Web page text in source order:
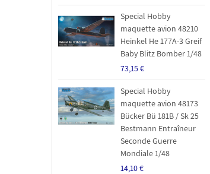
Special Hobby
maquette avion 48210
Heinkel He 177A-3 Greif
Baby Blitz Bomber 1/48
73,15 €
Special Hobby
maquette avion 48173
Bücker Bü 181B / Sk 25
Bestmann Entraîneur
Seconde Guerre
Mondiale 1/48
14,10 €